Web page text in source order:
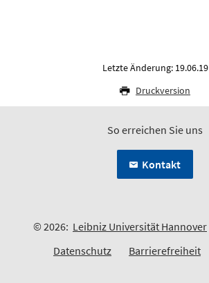
Letzte Änderung: 19.06.19
Druckversion
So erreichen Sie uns
Kontakt
© 2026: Leibniz Universität Hannover
Datenschutz
Barrierefreiheit